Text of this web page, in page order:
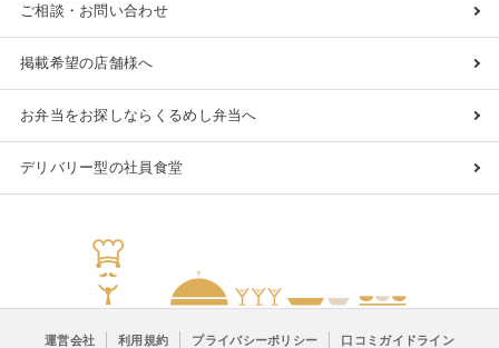
ご相談・お問い合わせ
掲載希望の店舗様へ
お弁当をお探しならくるめし弁当へ
デリバリー型の社員食堂
運営会社 利用規約 プライバシーポリシー 口コミガイドライン